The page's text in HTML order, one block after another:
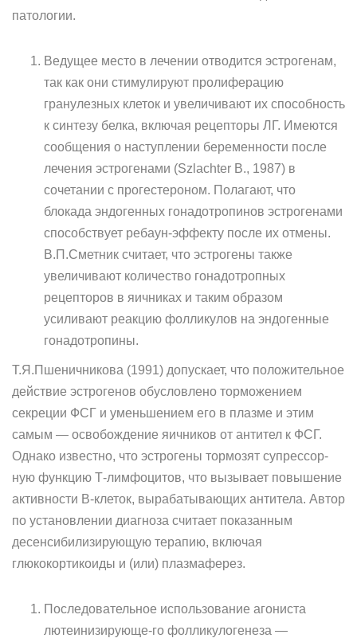
патологии.
Ведущее место в лечении отводится эстрогенам,
так как они стимулируют пролиферацию
гранулезных клеток и увеличивают их способность
к синтезу белка, включая рецепторы ЛГ. Имеются
сообщения о наступлении беременности после
лечения эстрогенами (Szlachter В., 1987) в
сочетании с прогестероном. Полагают, что
блокада эндогенных гонадотропинов эстрогенами
способствует ребаун-эффекту после их отмены.
В.П.Сметник считает, что эстрогены также
увеличивают количество гонадотропных
рецепторов в яичниках и таким образом
усиливают реакцию фолликулов на эндогенные
гонадотропины.
Т.Я.Пшеничникова (1991) допускает, что положительное
дей­ствие эстрогенов обусловлено торможением
секреции ФСГ и умень­шением его в плазме и этим
самым — освобождение яичников от ан­тител к ФСГ.
Однако известно, что эстрогены тормозят супрессор-
ную функцию Т-лимфоцитов, что вызывает повышение
активности В-клеток, вырабатывающих антитела. Автор
по установлении диа­гноза считает показанным
десенсибилизирующую терапию, вклю­чая
глюкокортикоиды и (или) плазмаферез.
Последовательное использование агониста
лютеинизирующе-го фолликулогенеза —